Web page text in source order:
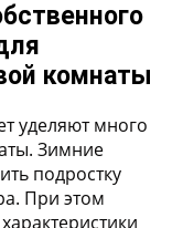
комнаты
уделяют много
Зимние
подростку
При этом